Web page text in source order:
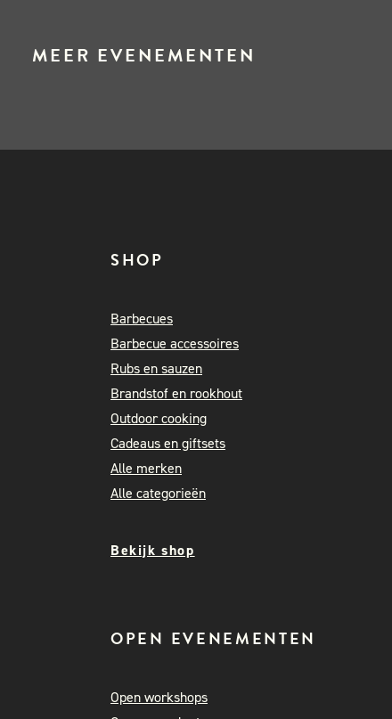
MEER EVENEMENTEN
SHOP
Barbecues
Barbecue accessoires
Rubs en sauzen
Brandstof en rookhout
Outdoor cooking
Cadeaus en giftsets
Alle merken
Alle categorieën
Bekijk shop
OPEN EVENEMENTEN
Open workshops